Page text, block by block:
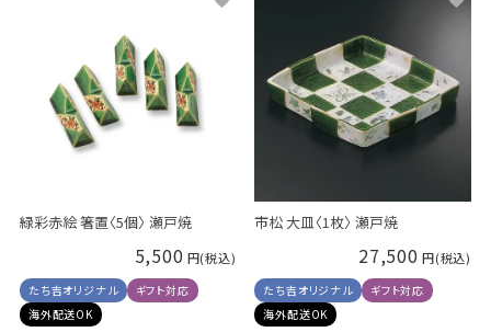
緑彩赤絵 箸置〈5個〉 瀬戸焼
5,500
たち吉オリジナル
ギフト対応
海外配送OK
市松 大皿〈1枚〉 瀬戸焼
27,500
たち吉オリジナル
ギフト対応
海外配送OK